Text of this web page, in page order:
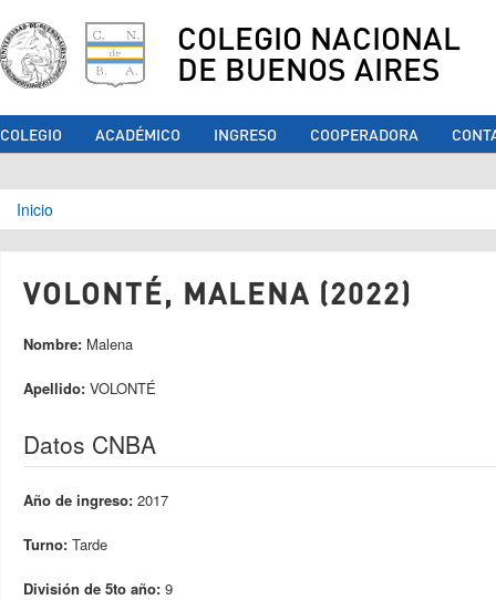
COLEGIO NACIONAL
DE BUENOS AIRES
COLEGIO ACADÉMICO INGRESO COOPERADORA
Se encuentra usted aquí
Inicio
VOLONTÉ, MALENA (2022)
Nombre: Malena
Apellido: VOLONTÉ
Datos CNBA
Año de ingreso: 2017
Turno: Tarde
División de 5to año: 9